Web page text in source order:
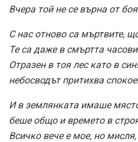
Вчера той не се върна от
С нас отново са мъртвите,
Те са даже в смъртта
Отразен в тоя лес като в
небосводът притихва
И в землянката имаше
беше общо и времето в
Всичко вече е мое, но мисля,